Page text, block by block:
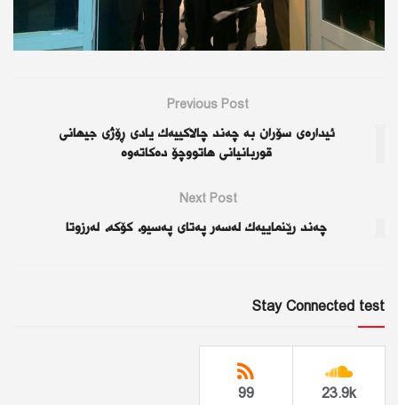
Previous Post
ئيداره‌ى سۆران به‌ چه‌ند چالاكييه‌ك يادى ڕۆژی جیهانی
قوربانیانی هاتووچۆ ده‌كاته‌وه‌
Next Post
چەند رێنماییەك لەسەر پەتای پەسیو، كۆكە، لەرزوتا
Stay Connected test
23.9k
99